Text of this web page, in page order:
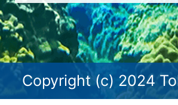
Copyright (c) 2024